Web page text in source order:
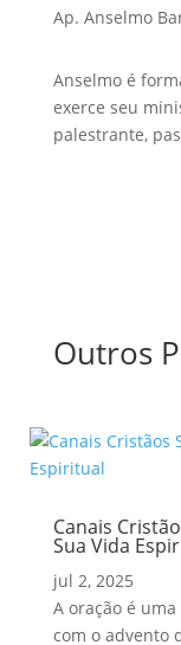
Ap. Anselmo
Anselmo é
exerce seu
palestrante,
Outros
Canais
Sua Vida
jul 2, 2025
A oração é
com o advento